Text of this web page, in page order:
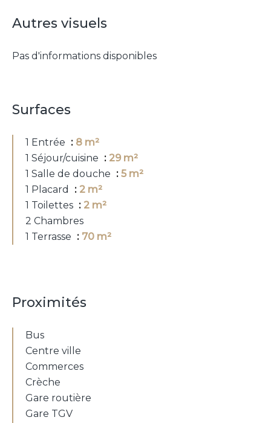
Autres visuels
Pas d'informations disponibles
Surfaces
1 Entrée
8 m²
1 Séjour/cuisine
29 m²
1 Salle de douche
5 m²
1 Placard
2 m²
1 Toilettes
2 m²
2 Chambres
1 Terrasse
70 m²
Proximités
Bus
Centre ville
Commerces
Crèche
Gare routière
Gare TGV